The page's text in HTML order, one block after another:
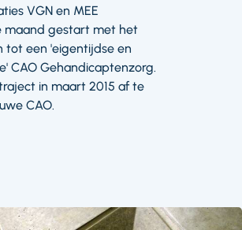
VGN en MEE
maand gestart met het
tot een 'eigentijdse en
CAO Gehandicaptenzorg.
in maart 2015 af te
CAO.